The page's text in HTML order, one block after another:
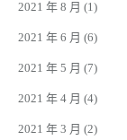
2021 年 8 月 (1)
2021 年 6 月 (6)
2021 年 5 月 (7)
2021 年 4 月 (4)
2021 年 3 月 (2)